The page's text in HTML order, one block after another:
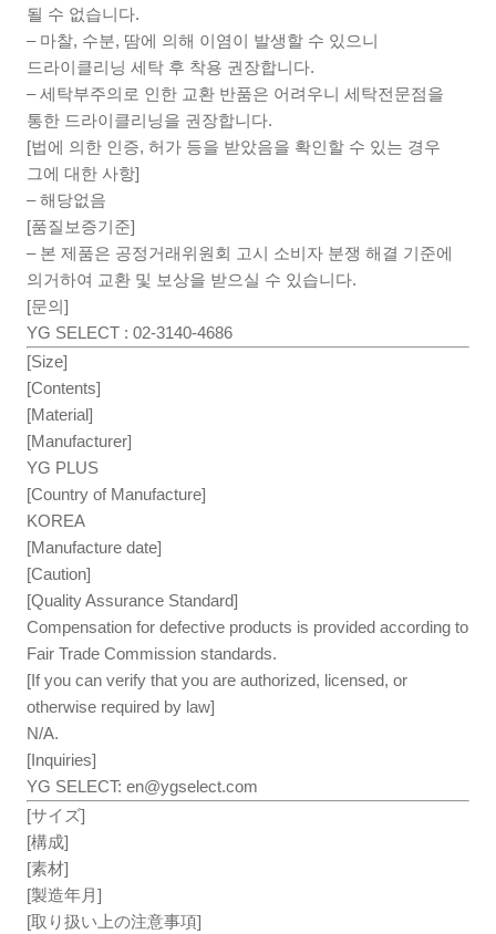
될 수 없습니다.
– 마찰, 수분, 땀에 의해 이염이 발생할 수 있으니
드라이클리닝 세탁 후 착용 권장합니다.
– 세탁부주의로 인한 교환 반품은 어려우니 세탁전문점을
통한 드라이클리닝을 권장합니다.
[법에 의한 인증, 허가 등을 받았음을 확인할 수 있는 경우
그에 대한 사항]
– 해당없음
[품질보증기준]
– 본 제품은 공정거래위원회 고시 소비자 분쟁 해결 기준에
의거하여 교환 및 보상을 받으실 수 있습니다.
[문의]
YG SELECT : 02-3140-4686
[Size]
[Contents]
[Material]
[Manufacturer]
YG PLUS
[Country of Manufacture]
KOREA
[Manufacture date]
[Caution]
[Quality Assurance Standard]
Compensation for defective products is provided according to
Fair Trade Commission standards.
[If you can verify that you are authorized, licensed, or
otherwise required by law]
N/A.
[Inquiries]
YG SELECT:en@ygselect.com
[サイズ]
[構成]
[素材]
[製造年月]
[取り扱い上の注意事項]